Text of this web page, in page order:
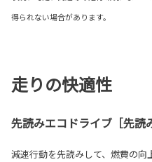
得られない場合があります。
走りの快適性
先読みエコドライブ［先読
減速行動を先読みして、燃費の向